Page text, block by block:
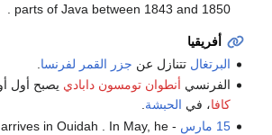
parts of Java between 1843 and 1850 .
أفريقيا
البرتغال تتنازل عن جزر القمر لفرنسا
الفرنسي أنطوان تومسون دابادي يصبح أول
كافا، في الحبشة.
15 مارس
arrives in Ouidah . In May, he